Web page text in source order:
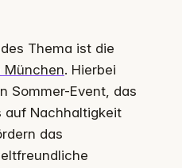
Thema ist die
München. Hierbei
Sommer-Event, das
auf Nachhaltigkeit
das